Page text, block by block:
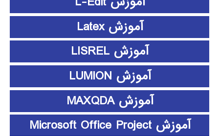
آموزش Latex
آموزش LISREL
آموزش LUMION
آموزش MAXQDA
آموزش Microsoft Office Project